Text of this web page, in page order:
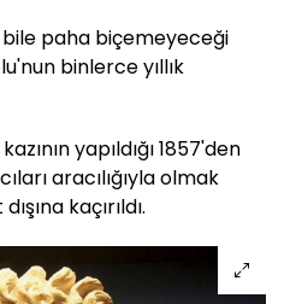
bile paha biçemeyeceği
binlerce yıllık
yapıldığı 1857'den
aracılığıyla olmak
kaçırıldı.